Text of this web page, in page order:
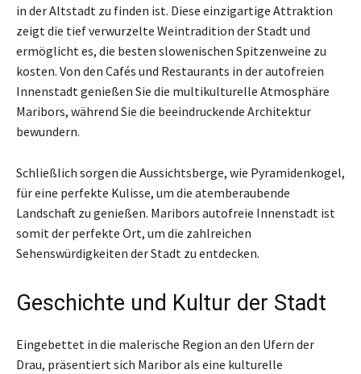
in der Altstadt zu finden ist. Diese einzigartige Attraktion
zeigt die tief verwurzelte Weintradition der Stadt und
ermöglicht es, die besten slowenischen Spitzenweine zu
kosten. Von den Cafés und Restaurants in der autofreien
Innenstadt genießen Sie die multikulturelle Atmosphäre
Maribors, während Sie die beeindruckende Architektur
bewundern.
Schließlich sorgen die Aussichtsberge, wie Pyramidenkogel,
für eine perfekte Kulisse, um die atemberaubende
Landschaft zu genießen. Maribors autofreie Innenstadt ist
somit der perfekte Ort, um die zahlreichen
Sehenswürdigkeiten der Stadt zu entdecken.
Geschichte und Kultur der Stadt
Eingebettet in die malerische Region an den Ufern der
Drau, präsentiert sich Maribor als eine kulturelle